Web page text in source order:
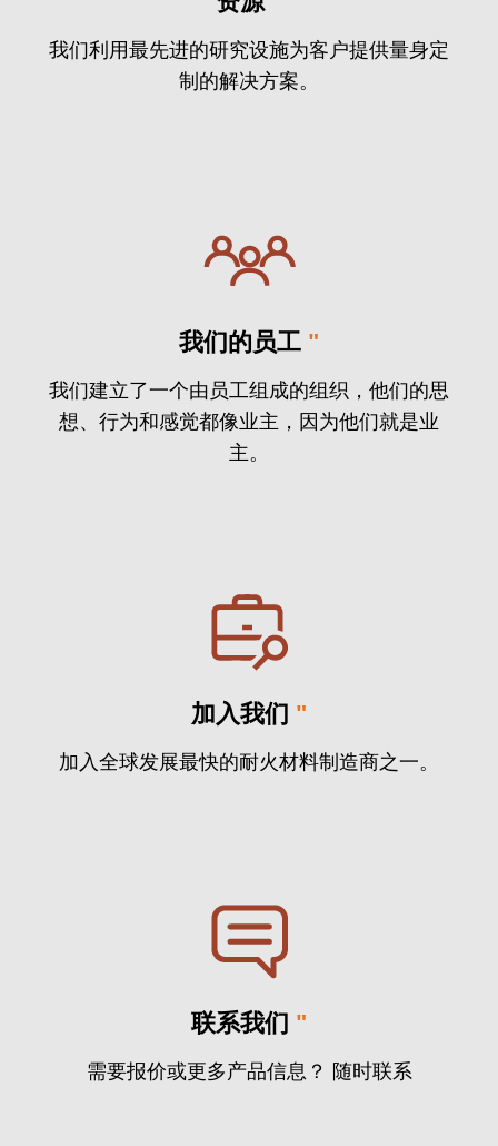
我们利用最先进的研究设施为客户提供量身定
制的解决方案。
我们的员工 "
我们建立了一个由员工组成的组织，他们的思
想、行为和感觉都像业主，因为他们就是业
主。
加入我们 "
加入全球发展最快的耐火材料制造商之一。
联系我们 "
需要报价或更多产品信息？ 随时联系